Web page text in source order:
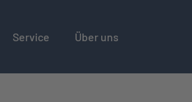
Service Über uns